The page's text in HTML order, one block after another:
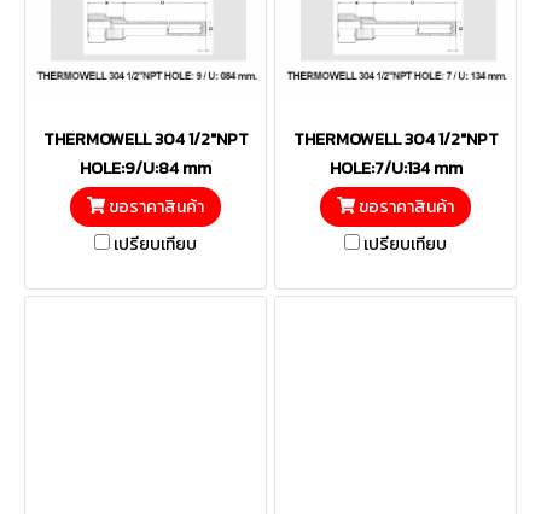
THERMOWELL 304 1/2"NPT
HOLE:9/U:84 mm
ขอราคาสินค้า
เปรียบเทียบ
THERMOWELL 304 1/2"NPT
HOLE:7/U:134 mm
ขอราคาสินค้า
เปรียบเทียบ